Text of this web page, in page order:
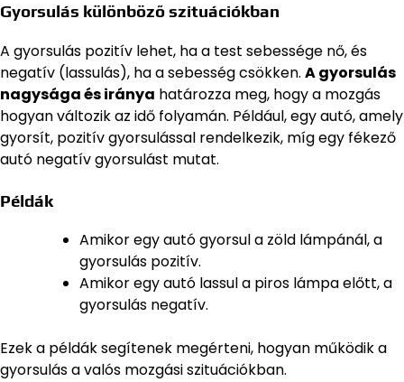
Gyorsulás különböző szituációkban
A gyorsulás pozitív lehet, ha a test sebessége nő, és
negatív (lassulás), ha a sebesség csökken. A gyorsulás
nagysága és iránya határozza meg, hogy a mozgás
hogyan változik az idő folyamán. Például, egy autó, amely
gyorsít, pozitív gyorsulással rendelkezik, míg egy fékező
autó negatív gyorsulást mutat.
Példák
Amikor egy autó gyorsul a zöld lámpánál, a
gyorsulás pozitív.
Amikor egy autó lassul a piros lámpa előtt, a
gyorsulás negatív.
Ezek a példák segítenek megérteni, hogyan működik a
gyorsulás a valós mozgási szituációkban.